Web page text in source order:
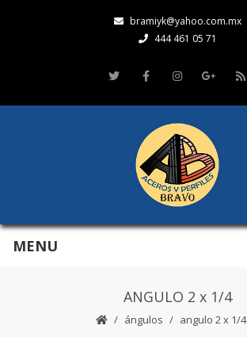
bramiyk@yahoo.com.mx
444 461 05 71
MENU
ANGULO 2 x 1/4
ángulos angulo 2 x 1/4